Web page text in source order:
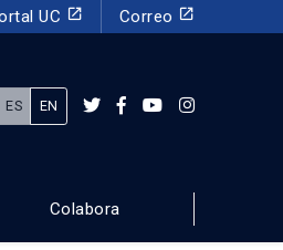
UC launch Correo launch
ES EN
Colabora